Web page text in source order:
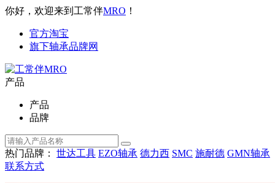
你好，欢迎来到工常伴MRO ！
官方淘宝
旗下轴承品牌网
产品
产品
品牌
热门品牌： 世达工具 EZO轴承 德力西 SMC 施耐德 GMN轴承
联系方式